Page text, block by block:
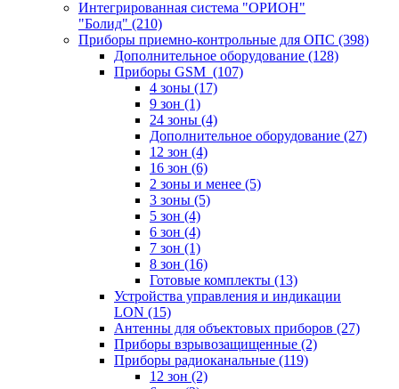
Интегрированная система "ОРИОН"
"Болид" (210)
Приборы приемно-контрольные для ОПС (398)
Дополнительное оборудование (128)
Приборы GSM (107)
4 зоны (17)
9 зон (1)
24 зоны (4)
Дополнительное оборудование (27)
12 зон (4)
16 зон (6)
2 зоны и менее (5)
3 зоны (5)
5 зон (4)
6 зон (4)
7 зон (1)
8 зон (16)
Готовые комплекты (13)
Устройства управления и индикации
LON (15)
Антенны для объектовых приборов (27)
Приборы взрывозащищенные (2)
Приборы радиоканальные (119)
12 зон (2)